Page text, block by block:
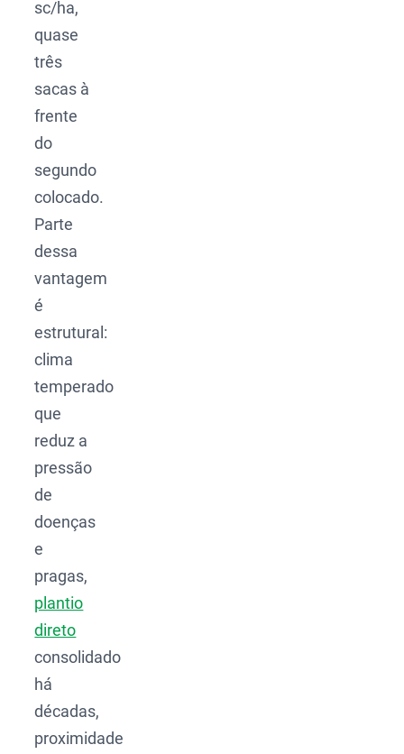
sc/ha,
quase
três
sacas à
frente
do
segundo
colocado.
Parte
dessa
vantagem
é
estrutural:
clima
temperado
que
reduz a
pressão
de
doenças
e
pragas,
plantio
direto
consolidado
há
décadas,
proximidade